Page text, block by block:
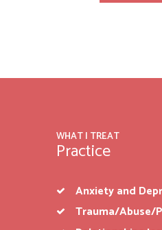
WHAT I TREAT
Practice
Anxiety and
Trauma/Abuse/